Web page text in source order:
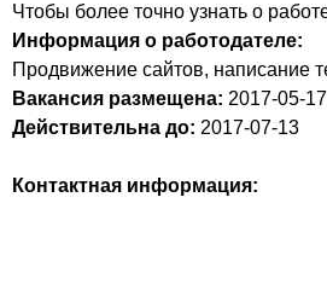
Чтобы более точно узнать о
Информация о работодателе:
Продвижение сайтов, написание
Вакансия размещена: 2017-05-17
Действительна до: 2017-07-13
Контактная информация: